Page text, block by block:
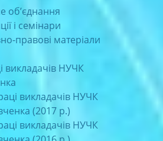
об’єднання
і семінари
правові матеріали
викладачів НУЧК
викладачів НУЧК
(2017 р.)
викладачів НУЧК